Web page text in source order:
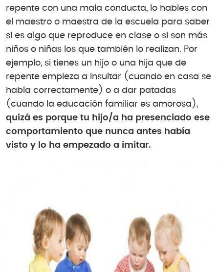
repente con una mala conducta, lo hables con
el maestro o maestra de la escuela para saber
si es algo que reproduce en clase o si son más
niños o niñas los que también lo realizan. Por
ejemplo, si tienes un hijo o una hija que de
repente empieza a insultar (cuando en casa se
habla correctamente) o a dar patadas
(cuando la educación familiar es amorosa),
quizá es porque tu hijo/a ha presenciado ese
comportamiento que nunca antes había
visto y lo ha empezado a imitar.